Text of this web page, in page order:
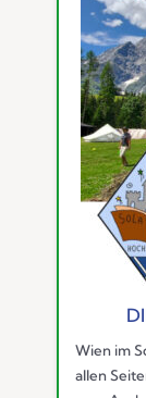
Wien im
allen